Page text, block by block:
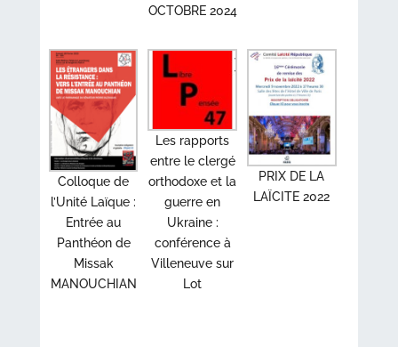
OCTOBRE 2024
Colloque de
l’Unité Laïque :
Entrée au
Panthéon de
Missak
MANOUCHIAN
Les rapports
entre le clergé
orthodoxe et la
guerre en
Ukraine :
conférence à
Villeneuve sur
Lot
PRIX DE LA
LAÏCITE 2022